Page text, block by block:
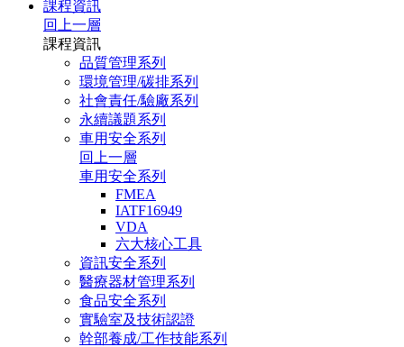
課程資訊
回上一層
課程資訊
品質管理系列
環境管理/碳排系列
社會責任/驗廠系列
永續議題系列
車用安全系列
回上一層
車用安全系列
FMEA
IATF16949
VDA
六大核心工具
資訊安全系列
醫療器材管理系列
食品安全系列
實驗室及技術認證
幹部養成/工作技能系列